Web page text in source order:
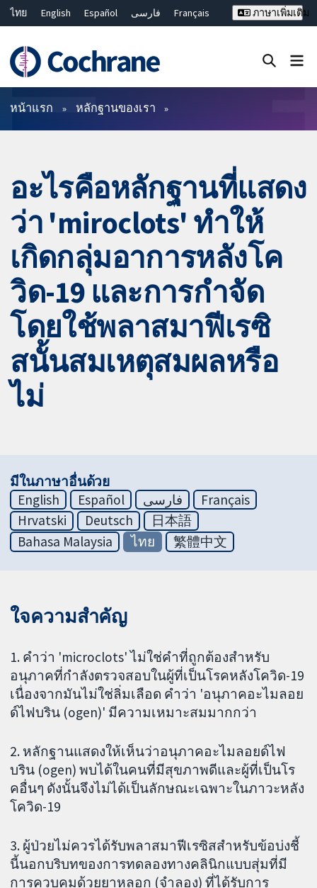
ไทย English Español فارسی
Français
Bahasa Malaysia
繁體中文 简体中文
ภาษาเพิ่มเติม
ตัวกรอง
หน้าแรก หลักฐานของเรา
อะไรคือหลักฐานที่แสดง
ว่า 'miroclots' ทำให้
เกิดกลุ่มอาการหลังโค
วิด-19 และการกำจัด
โดยใช้พลาสมาฟีเรซิ
สนั้นสมเหตุสมผลหรือ
ไม่
มีในภาษาอื่นด้วย
English
Español فارسی
Français
Hrvatski
Deutsch
日本語
Bahasa Malaysia
ไทย 繁體中文
ใจความสำคัญ
1. คำว่า 'microclots' ไม่ใช่คำที่ถูกต้องสำหรับ
อนุภาคที่กำลังตรวจสอบในผู้ที่เป็นโรคหลังโควิด-19
เนื่องจากมันไม่ใช่ลิ่มเลือด คำว่า 'อนุภาคอะไมลอย
ด์ไฟบริน (ogen)' มีความเหมาะสมมากกว่า
2. หลักฐานแสดงให้เห็นว่าอนุภาคอะไมลอยด์ไฟ
บริน (ogen) พบได้ในคนที่มีสุขภาพดีและผู้ที่เป็นโร
คอื่นๆ ดังนั้นจึงไม่ได้เป็นลักษณะเฉพาะในภาวะหลัง
โควิด-19
3. ผู้ป่วยไม่ควรได้รับพลาสมาฟีเรซิสสำหรับข้อบ่งชี้
นี้นอกบริบทของการทดลองทางคลินิกแบบสุ่มที่มี
การควบคุมด้วยยาหลอก (จำลอง) ที่ได้รับการ